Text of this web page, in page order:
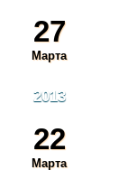
27
Марта
2013
22
Марта